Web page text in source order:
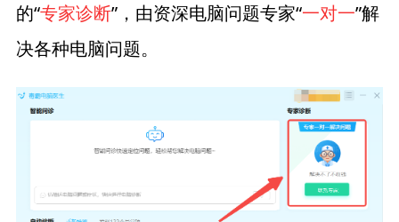
的“专家诊断”，由资深电脑问题专家“一对一”解
决各种电脑问题。